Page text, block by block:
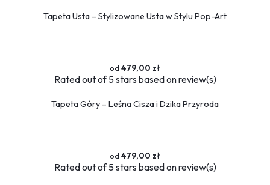
Tapeta Usta – Stylizowane Usta w Stylu Pop-Art
479,00 zł
Ratedout of 5 stars based onreview(s)
Tapeta Góry – Leśna Cisza i Dzika Przyroda
479,00 zł
Ratedout of 5 stars based onreview(s)